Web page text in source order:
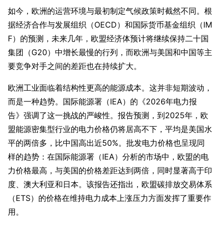
如今，欧洲的运营环境与最初制定气候政策时截然不同。根
据经济合作与发展组织（OECD）和国际货币基金组织（IM
F）的预测，未来几年，欧盟经济体预计将继续保持二十国
集团（G20）中增长最慢的行列，而欧洲与美国和中国等主
要竞争对手之间的差距也在持续扩大。
欧洲工业面临着结构性更高的能源成本。这并非短期波动，
而是一种趋势。国际能源署（IEA）的《2026年电力报
告》强调了这一挑战的严峻性。报告预测，到2025年，欧
盟能源密集型行业的电力价格仍将居高不下，平均是美国水
平的两倍多，比中国高出近50%。批发电力价格也呈现同
样的趋势：在国际能源署（IEA）分析的市场中，欧盟的电
力价格最高，与美国的价格差距达到两倍，同时显著高于印
度、澳大利亚和日本。该报告还指出，欧盟碳排放交易体系
（ETS）的价格在维持电力成本上涨压力方面发挥了重要作
用。